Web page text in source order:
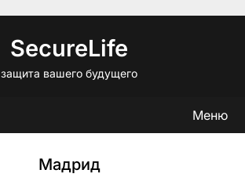
SecureLife
защита вашего будущего
Меню
Мадрид